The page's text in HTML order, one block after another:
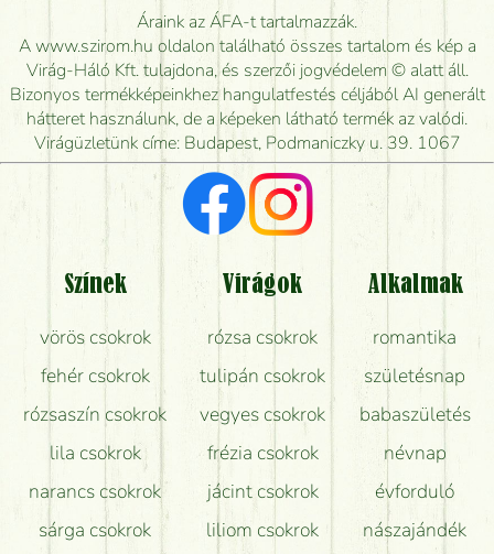
Meddig rendelhetek virágküldést úgy, hogy még ma
kiszállítsák?
Mennyire gyorsan tudják elkészíteni a csokrot, és
mikor tudják leghamarabb kiszállítani?
Vörös rózsát keresek, van önöknél?
Milyen visszajelzést kapok a virágküldésről?
Tényleg azt kapom, ami a képen van?
Mit kell tudni a virágcsokrok szállításáról?
Hogy marad a lehető legtovább friss a csokor?
Tudok adventi koszorút vásárolni boltban?
Áraink az ÁFA-t tartalmazzák.
A www.szirom.hu oldalon található összes tartalom és kép a
Virág-Háló Kft. tulajdona, és szerzői jogvédelem © alatt áll.
Bizonyos termékképeinkhez hangulatfestés céljából AI generált
hátteret használunk, de a képeken látható termék az valódi.
Virágüzletünk címe: Budapest, Podmaniczky u. 39. 1067
Színek
vörös csokrok
fehér csokrok
rózsaszín csokrok
lila csokrok
narancs csokrok
sárga csokrok
Virágok
rózsa csokrok
tulipán csokrok
vegyes csokrok
frézia csokrok
jácint csokrok
liliom csokrok
Alkalmak
romantika
születésnap
babaszületés
névnap
évforduló
nászajándék